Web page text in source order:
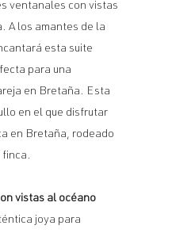
ventanales con vistas
A los amantes de la
esta suite
para una
en Bretaña. Esta
en el que disfrutar
en Bretaña, rodeado
finca.
vistas al océano
joya para